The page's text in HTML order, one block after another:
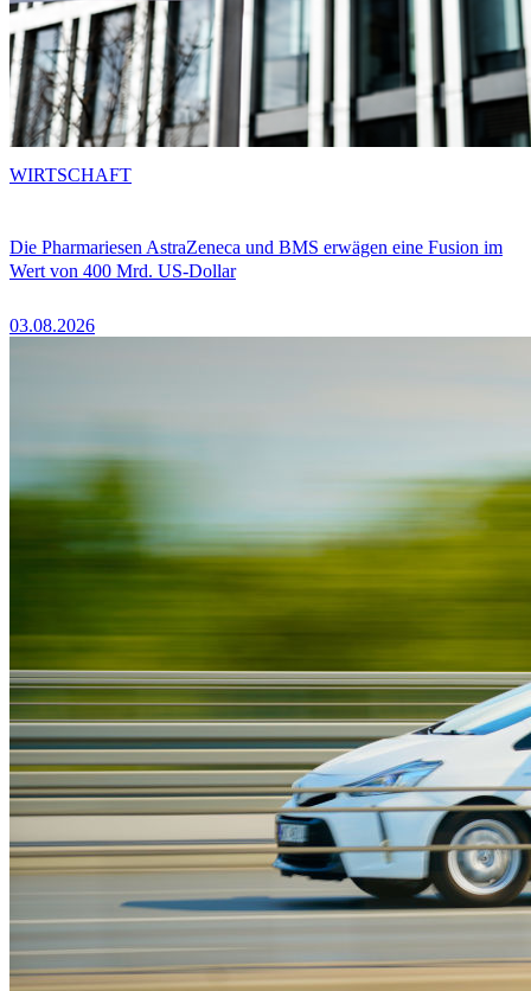
Die Pharmariesen AstraZeneca und BMS erwägen eine Fusion im
Wert von 400 Mrd. US-Dollar
03.08.2026
WIRTSCHAFT